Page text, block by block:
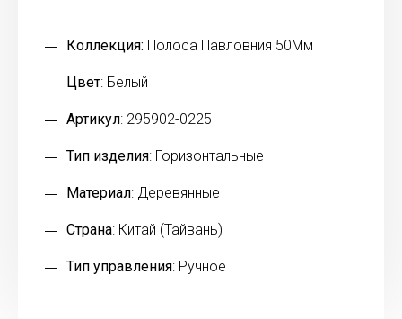
Коллекция: Полоса Павловния 50Мм
Цвет: Белый
Артикул: 295902-0225
Тип изделия: Горизонтальные
Материал: Деревянные
Страна: Китай (Тайвань)
Тип управления: Ручное